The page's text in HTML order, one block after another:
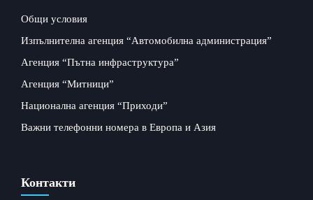
Общи условия
Изпълнителна агенция “Автомобилна администрация”
Агенция “Пътна инфраструктура”
Агенция “Митници”
Национална агенция “Приходи”
Важни телефонни номера в Европа и Азия
Контакти